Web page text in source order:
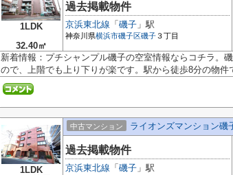
1LDK
32.40㎡
過去掲載物件
京浜東北線 「 磯子 」駅
神奈川県横浜市磯子区磯子３丁目
新着情報：プチシャンプル磯子の空室情報ならコチラ。
ので、上階でも上り下りが楽です。駅から徒歩8分の物件
1LDK
中古マンション ライオンズマンション磯
過去掲載物件
京浜東北線 「 磯子 」駅